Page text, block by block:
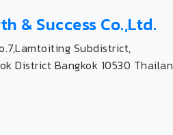
& Success Co.,Ltd.
Subdistrict,
District Bangkok 10530